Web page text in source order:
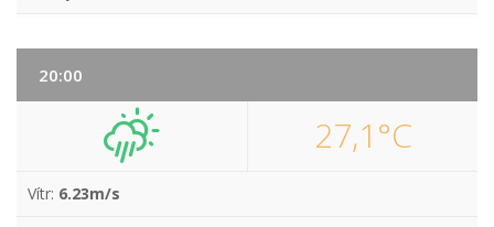
20:00
27,1°C
Vítr: 6.23m/s